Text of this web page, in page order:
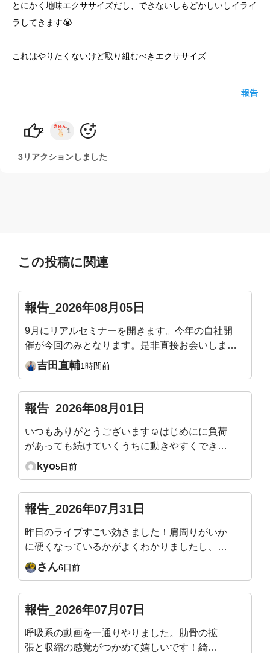
とにかく地味エクササイズだし、できないしもどかしいしイライ
ラしてきます😭
これはやりたくないけど取り組むべきエクササイズ
報告
2 1
3リアクションしました
この投稿に関連
報告_2026年08月05日
9月にリアルセミナーを開きます。今年の自社開
催が今回のみとなります。是非直接お会いしまし
ょう！姿勢迷子の骨格ワーク ― 加齢で潰れない
身体のつくり方9/19（土）10:00〜12:30／渋谷当
す。https://yoshidafitness.com/seminar2026/※会
員様はご優待価格となります。※ポイントをご利
用いただけます。(例：1,000Pで1,000円引きとな
ります)
吉田直輔1時間前
報告_2026年08月01日
いつもありがとうございます☺️はじめにに負荷
があっても続けていくうちに動きやすくできる
ようになったり、身体も軽くなったり引き締ま
ってくるのが分かり嬉しいです。 ただ、終わ
上がるまでが目標です😇
kyo5日前
報告_2026年07月31日
昨日のライブすごい効きました！肩周りがいか
に硬くなっているかがよくわかりましたし、自
分の体が雑巾のようにしぼられて、なかなか生
活の中ではない動きで痛快でした！またアーカ
さん6日前
報告_2026年07月07日
呼吸系の動画を一通りやりました。肋骨の拡
張と収縮の感覚がつかめて嬉しいです！綺麗